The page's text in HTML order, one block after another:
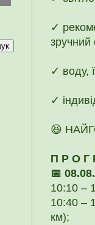
✓
зручний
✓ воду,
✓
😆
П Р О Г
📅
10:10 –
10:40 –
км);